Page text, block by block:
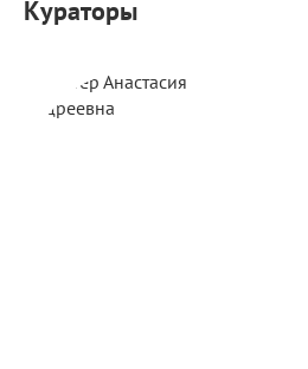
Кураторы